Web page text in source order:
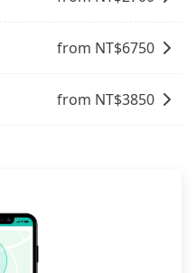
時40元路邊停車費用預
能的罰單都需自付。再
車型，如Toyota
驗較差的車款，如果人
一位用戶卻遲遲尚未歸
到停車位，對於急著用
有不小的風險。最後，
from NT$6750
from NT$3850